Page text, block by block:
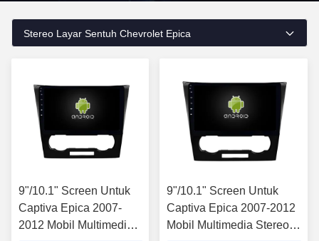
Stereo Layar Sentuh Chevrolet Epica
9"/10.1" Screen Untuk
Captiva Epica 2007-
2012 Mobil Multimedia
9"/10.1" Screen Untuk
Captiva Epica 2007-2012
Mobil Multimedia Stereo